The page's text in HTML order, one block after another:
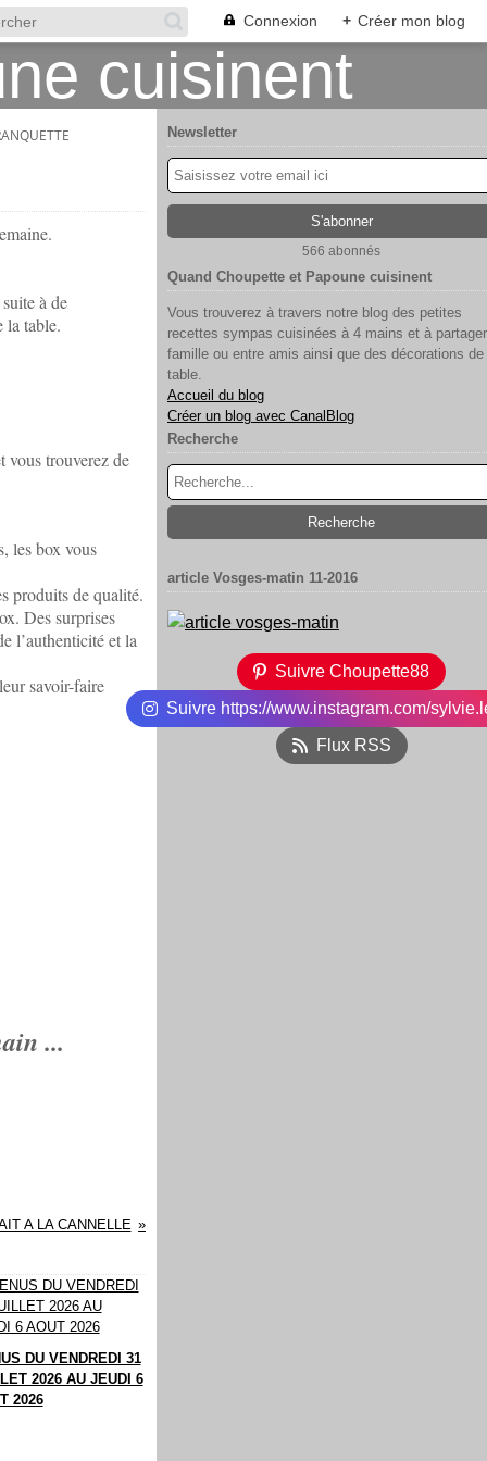
Connexion + Créer mon blog
à de
la table.
vous trouverez de
les box vous
produits de qualité.
Des surprises
l’authenticité et la
savoir-faire
...
A LA CANNELLE
DU VENDREDI 31
2026 AU JEUDI 6
2026
Newsletter
566 abonnés
Quand Choupette et Papoune cuisinent
Vous trouverez à travers notre blog des petites
recettes sympas cuisinées à 4 mains et à
famille ou entre amis ainsi que des décorations de
table.
Accueil du blog
Créer un blog avec CanalBlog
Recherche
article Vosges-matin 11-2016
Suivre Choupette88
Suivre https://www.instagram.com/
Flux RSS